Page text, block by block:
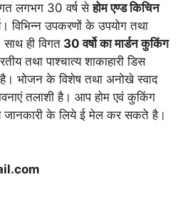
लगभग 30 वर्ष सेहोम एण्ड किचिन
विभिन्न उपकरणों के उपयोग तथा
ही विगत 30 वर्षो का मार्डन कुकिंग
तथा पाश्चात्य शाकाहारी डिस
भोजन के विशेष तथा अनोखे स्वाद
तलाशी है। आप होम एवं कुकिंग
जानकारी के लिये ई मेल कर सकते है।